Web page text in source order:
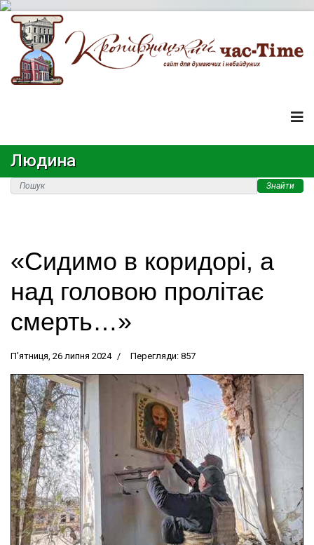
Людина
Знайти
«Сидимо в коридорі, а
над головою пролітає
смерть…»
П'ятниця, 26 липня 2024 Перегляди: 857